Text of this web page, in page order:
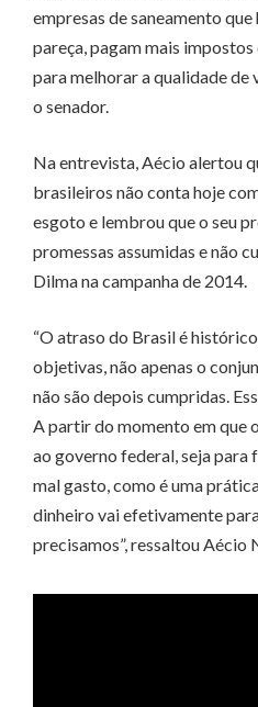
empresas de saneamento
pareça, pagam mais
para melhorar a qualidade de
o senador.
Na entrevista, Aécio alertou
brasileiros não conta hoje
esgoto e lembrou que o seu
promessas assumidas e não
Dilma na campanha de 2014.
“O atraso do Brasil é
objetivas, não apenas o
não são depois cumpridas.
A partir do momento em que
ao governo federal, seja para
mal gasto, como é uma
dinheiro vai efetivamente
precisamos”, ressaltou Aécio